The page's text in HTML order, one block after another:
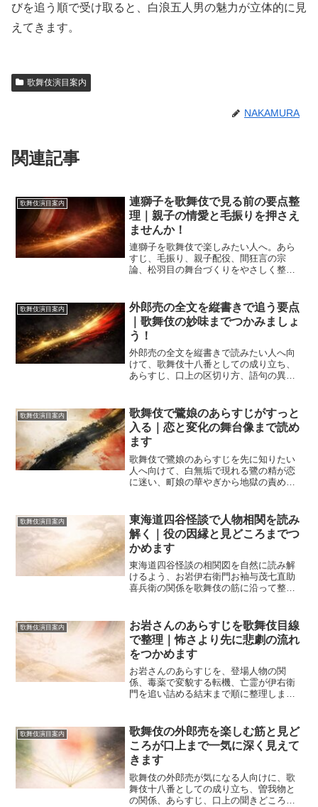
びを追う順で受け取ると、白浪五人男の魅力が立体的に見
えてきます。
歌舞伎演目案内
NAKAMURA
関連記事
歌舞伎演目案内
連獅子を歌舞伎で見る前の要点整
理｜親子の情愛と毛振りを押さえ
ませんか！
連獅子を歌舞伎で楽しみたい人へ。あら
すじ、毛振り、親子配役、間狂言の宗
論、松羽目の舞台づくりをやさしく整理
的に分かります。観劇前に押さえるべき
要点を一ページでつかめます。
歌舞伎演目案内
外郎売の全文を縦書きで追う要点
｜歌舞伎の妙味までつかみましょ
う！
外郎売の全文を縦書きで読みたい人へ向
けて、歌舞伎十八番としての成り立ち、
あらすじ、口上の区切り方、語句の異
い演目の魅力までつかめ、初見でも流れ
と聴きどころが自然に分かります。
歌舞伎演目案内
歌舞伎で鷺娘のあらすじがすっと
入る｜恋と変化の舞台像まで読め
ます
歌舞伎で鷺娘のあらすじを先に知りたい
人へ向けて、白無垢で現れる鷺の精が恋
に迷い、町娘の華やぎから地獄の責め苦
ろまで一度でつかめる内容です。初見の
予習にも観劇後の振り返りにも役立ちま
す。
歌舞伎演目案内
東海道四谷怪談で人物相関を読み
解く｜役の因縁と見どころまでつ
かめます
東海道四谷怪談の相関図を自然に読み解
けるよう、お岩伊右衛門お袖与茂七直助
喜兵衛の関係を歌舞伎の筋に沿って整
予習や観劇後の復習にも役立ちます。
歌舞伎演目案内
お岩さんのあらすじを歌舞伎目線
で整理｜怖さより先に悲劇の流れ
をつかめます
お岩さんのあらすじを、登場人物の関
係、毒薬で変貌する転機、亡霊が伊右衛
門を追い詰める結末まで順に整理しま
さと悲劇の両方が無理なく理解でき、観
劇前の予習にも役立ちます。
歌舞伎演目案内
歌舞伎の外郎売を楽しむ筋と見ど
ころが口上まで一気に深く見えて
きます
歌舞伎の外郎売が気になる人向けに、歌
舞伎十八番としての成り立ち、曽我物と
の関係、あらすじ、口上の聞きどころ、